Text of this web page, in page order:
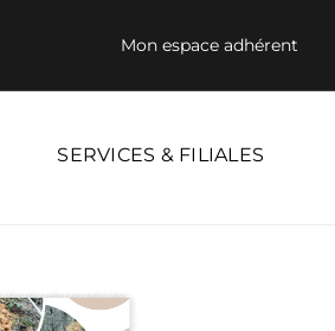
Mon espace adhérent
SERVICES & FILIALES